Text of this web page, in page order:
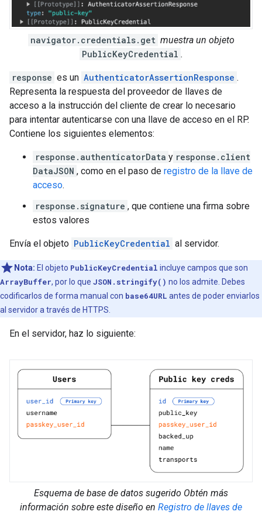
navigator.credentials.get muestra un objeto
PublicKeyCredential .
response es un AuthenticatorAssertionResponse .
Representa la respuesta del proveedor de llaves de
acceso a la instrucción del cliente de crear lo necesario
para intentar autenticarse con una llave de acceso en el RP.
Contiene los siguientes elementos:
response.authenticatorData y response.client
DataJSON , como en el paso de registro de la llave de
acceso.
response.signature , que contiene una firma sobre
estos valores
Envía el objeto PublicKeyCredential al servidor.
Nota: El objeto PublicKeyCredential incluye campos que son
ArrayBuffer, por lo que JSON.stringify() no los admite. Debes
codificarlos de forma manual con base64URL antes de poder enviarlos
al servidor a través de HTTPS.
En el servidor, haz lo siguiente:
Esquema de base de datos sugerido Obtén más
información sobre este diseño en Registro de llaves de